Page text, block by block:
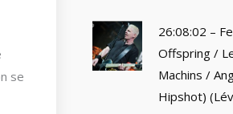
se
26:08:02 –
Offspring /
Machins /
Hipshot)